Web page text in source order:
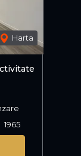
Harta
1965